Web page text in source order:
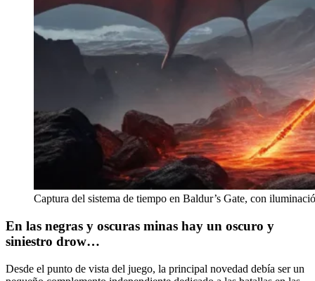
Captura del sistema de tiempo en Baldur’s Gate, con
En las negras y oscuras minas hay un oscuro y
siniestro drow…
Desde el punto de vista del juego, la principal novedad debía ser un